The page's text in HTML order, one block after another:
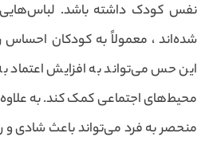
نفس کودک داشته باشد. لباس‌هایی
شده‌اند ، معمولاً به کودکان احساس
این حس می‌تواند به افزایش
محیط‌های اجتماعی کمک کند. به علاوه
منحصر به فرد می‌تواند باعث شادی